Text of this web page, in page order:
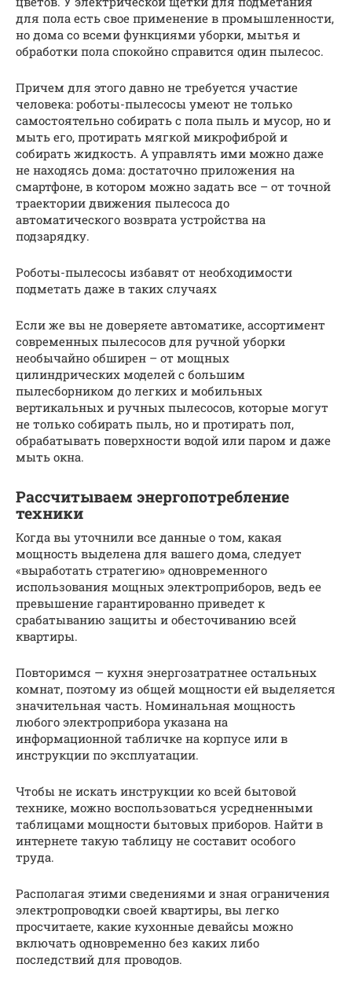
для пола есть свое применение в промышленности,
но дома со всеми функциями уборки, мытья и
обработки пола спокойно справится один пылесос.
Причем для этого давно не требуется участие
человека: роботы-пылесосы умеют не только
самостоятельно собирать с пола пыль и мусор, но и
мыть его, протирать мягкой микрофиброй и
собирать жидкость. А управлять ими можно даже
не находясь дома: достаточно приложения на
смартфоне, в котором можно задать все – от точной
траектории движения пылесоса до
автоматического возврата устройства на
подзарядку.
Роботы-пылесосы избавят от необходимости
подметать даже в таких случаях
Если же вы не доверяете автоматике, ассортимент
современных пылесосов для ручной уборки
необычайно обширен – от мощных
цилиндрических моделей с большим
пылесборником до легких и мобильных
вертикальных и ручных пылесосов, которые могут
не только собирать пыль, но и протирать пол,
обрабатывать поверхности водой или паром и даже
мыть окна.
Рассчитываем энергопотребление
техники
Когда вы уточнили все данные о том, какая
мощность выделена для вашего дома, следует
«выработать стратегию» одновременного
использования мощных электроприборов, ведь ее
превышение гарантированно приведет к
срабатыванию защиты и обесточиванию всей
квартиры.
Повторимся — кухня энергозатратнее остальных
комнат, поэтому из общей мощности ей выделяется
значительная часть. Номинальная мощность
любого электроприбора указана на
информационной табличке на корпусе или в
инструкции по эксплуатации.
Чтобы не искать инструкции ко всей бытовой
технике, можно воспользоваться усредненными
таблицами мощности бытовых приборов. Найти в
интернете такую таблицу не составит особого
труда.
Располагая этими сведениями и зная ограничения
электропроводки своей квартиры, вы легко
просчитаете, какие кухонные девайсы можно
включать одновременно без каких либо
последствий для проводов.